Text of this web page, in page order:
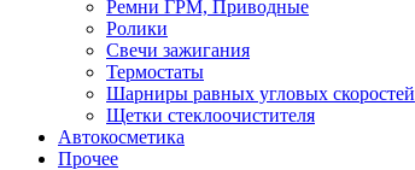
Ремни ГРМ, Приводные
Ролики
Свечи зажигания
Термостаты
Шарниры равных угловых скоростей
Щетки стеклоочистителя
Автокосметика
Прочее